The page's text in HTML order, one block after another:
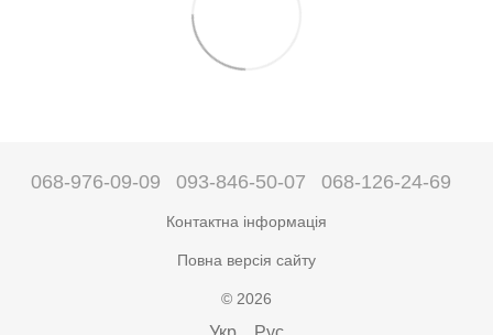
068-976-09-09 093-846-50-07 068-126-24-69
Контактна інформація
Повна версія сайту
© 2026